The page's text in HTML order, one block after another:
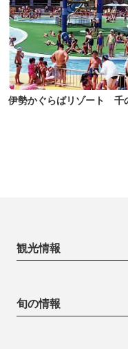
伊勢かぐらばリゾート 千
観光情報
旬の情報